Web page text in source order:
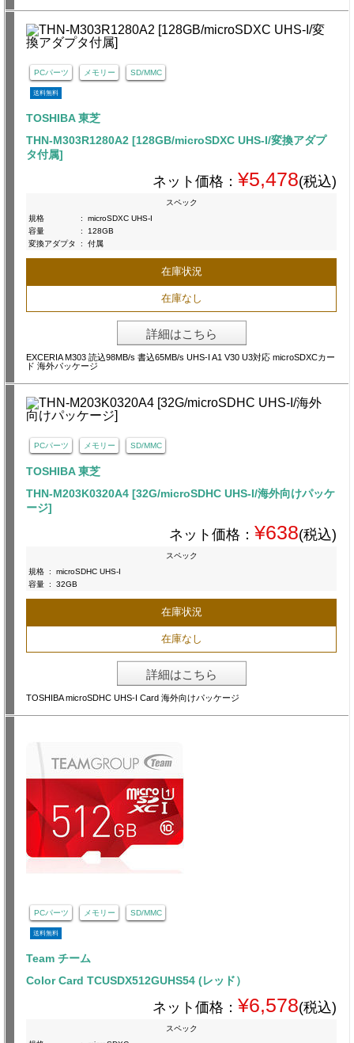
PCパーツ メモリー SD/MMC
送料無料
TOSHIBA 東芝
THN-M303R1280A2 [128GB/microSDXC UHS-I/変換アダプ
タ付属]
ネット価格： ¥5,478(税込)
スペック
規格
:
microSDXC UHS-I
容量
:
128GB
変換アダプタ
: 付属
在庫状況
在庫なし
詳細はこちら
EXCERIA M303 読込98MB/s 書込65MB/s UHS-I A1 V30 U3対応 microSDXCカー
ド 海外パッケージ
PCパーツ メモリー SD/MMC
TOSHIBA 東芝
THN-M203K0320A4 [32G/microSDHC UHS-I/海外向けパッケ
ージ]
ネット価格： ¥638(税込)
スペック
規格 :
microSDHC UHS-I
容量 : 32GB
在庫状況
在庫なし
詳細はこちら
TOSHIBA microSDHC UHS-I Card 海外向けパッケージ
PCパーツ メモリー SD/MMC
送料無料
Team チーム
Color Card TCUSDX512GUHS54 (レッド）
ネット価格： ¥6,578(税込)
スペック